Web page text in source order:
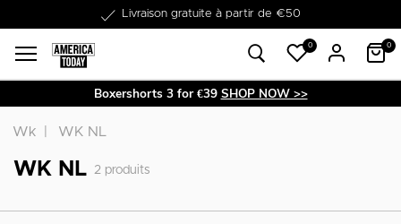
Livraison gratuite à partir de €50
0 0
Boxershorts 3 for €39 SHOP NOW >>
Wk WK NL
WK NL 2 produits